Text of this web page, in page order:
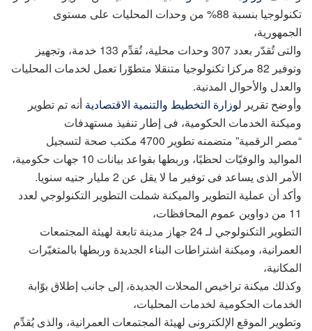
تكنولوجيا بنسبة 88% من وحدات المحليات على مستوى
الجمهورية،
والتى تُقدّر بعدد 307 وحدات محلية، تُقدِّم 133 خدمة، وتجهيز
وتوفير 82 مركزا تكنولوجيا متنقلا متطوّرا تعمل لخدمات المحليات
والعدل والأحوال المدنية.
وأوضح تقرير لوزارة التخطيط والتنمية الاقتصادية أنه تم تطوير
وميكنة الخدمات الحكومية، فى إطار تنفيذ مستهدفات
“مصر الرقمية” متضمنه تطوير 4700 مكتب صحة لتسجيل
المواليد والوفيّات لحظيًا، وربطها بقواعد بيانات 10 جهات حكومية،
الأمر الذى يساعد فى توفير ما لا يقل عن 2 مليار جنيه سنويا.
وأكد أن عملية التطوير والميكنة شملت التطوير التكنولوجي لعدد
11 من دواوين عموم المحافظات،
التطوير التكنولوجي لـ 24 جهاز مدينة تابعة لهيئة المجتمعات
العمرانية، وميكنة اشتراطات البناء الجديدة وربطها بالمتغيّرات
المكانية،
وكذلك ميكنة تراخيص المحلات الجديدة، إلى جانب إطلاق بوّابة
الخدمات الحكومية لخدمات المحليات،
وتطوير الموقع الإلكترونى لهيئة المجتمعات العمرانية، والذى يُقدِّم